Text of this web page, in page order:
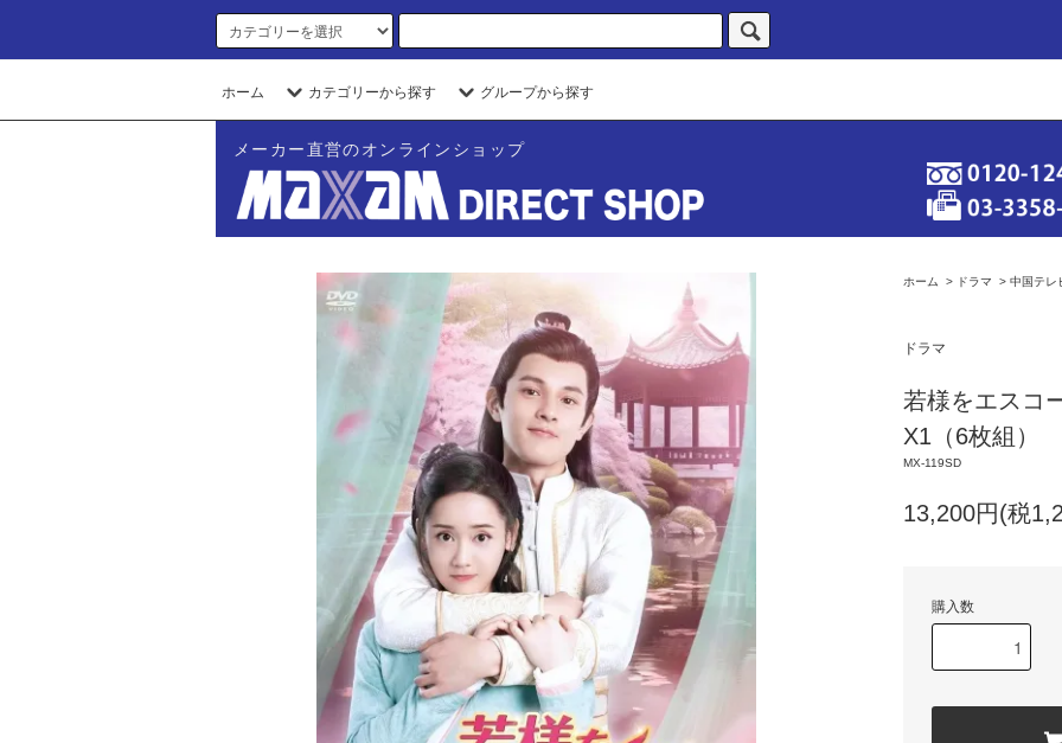
ホーム カテゴリーから探す グループから探す
メーカー直営のオンラインショップ
ホーム > ドラマ > 中国テレ
ドラマ
若様をエスコ
X1（6枚組）
MX-119SD
13,200円(税
購入数